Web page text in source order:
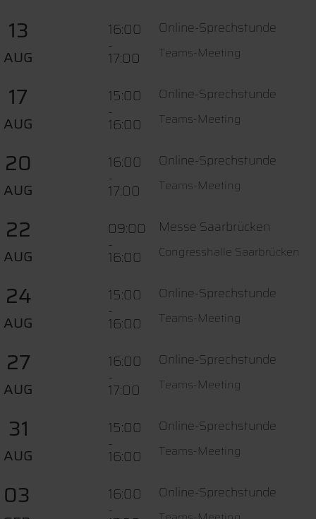
13
AUG
16:00
-
17:00
Online-Sprechstunde
Teams-Meeting
17
AUG
15:00
-
16:00
Online-Sprechstunde
Teams-Meeting
20
AUG
16:00
-
17:00
Online-Sprechstunde
Teams-Meeting
22
AUG
09:00
-
16:00
Messe Saarbrücken
Congresshalle Saarbrücken
24
AUG
15:00
-
16:00
Online-Sprechstunde
Teams-Meeting
27
AUG
16:00
-
17:00
Online-Sprechstunde
Teams-Meeting
31
AUG
15:00
-
16:00
Online-Sprechstunde
Teams-Meeting
03 16:00
-
Online-Sprechstunde